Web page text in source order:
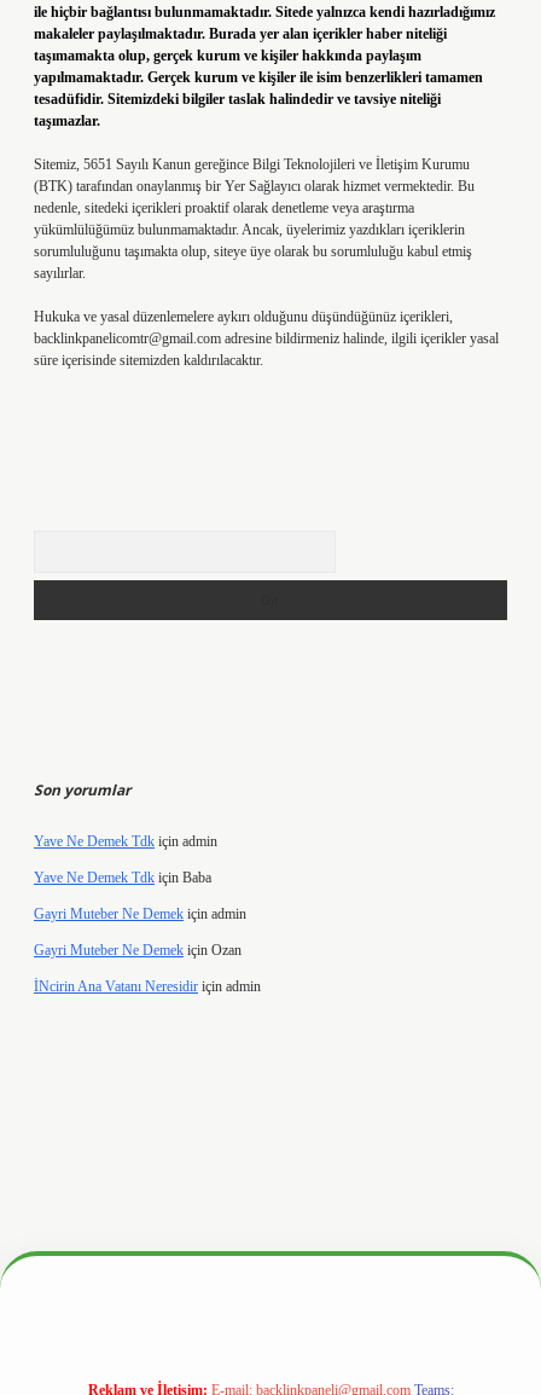
ile hiçbir bağlantısı bulunmamaktadır. Sitede yalnızca kendi hazırladığımız
makaleler paylaşılmaktadır. Burada yer alan içerikler haber niteliği
taşımamakta olup, gerçek kurum ve kişiler hakkında paylaşım
yapılmamaktadır. Gerçek kurum ve kişiler ile isim benzerlikleri tamamen
tesadüfidir. Sitemizdeki bilgiler taslak halindedir ve tavsiye niteliği
taşımazlar.
Sitemiz, 5651 Sayılı Kanun gereğince Bilgi Teknolojileri ve İletişim Kurumu
(BTK) tarafından onaylanmış bir Yer Sağlayıcı olarak hizmet vermektedir. Bu
nedenle, sitedeki içerikleri proaktif olarak denetleme veya araştırma
yükümlülüğümüz bulunmamaktadır. Ancak, üyelerimiz yazdıkları içeriklerin
sorumluluğunu taşımakta olup, siteye üye olarak bu sorumluluğu kabul etmiş
sayılırlar.
Hukuka ve yasal düzenlemelere aykırı olduğunu düşündüğünüz içerikleri,
backlinkpanelicomtr@gmail.com adresine bildirmeniz halinde, ilgili içerikler yasal
süre içerisinde sitemizden kaldırılacaktır.
Son yorumlar
Yave Ne Demek Tdk için admin
Yave Ne Demek Tdk için Baba
Gayri Muteber Ne Demek için admin
Gayri Muteber Ne Demek için Ozan
İNcirin Ana Vatanı Neresidir için admin
Reklam ve İletişim: E-mail: backlinkpaneli@gmail.com Teams: